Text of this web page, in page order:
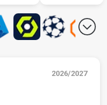
2026/2027